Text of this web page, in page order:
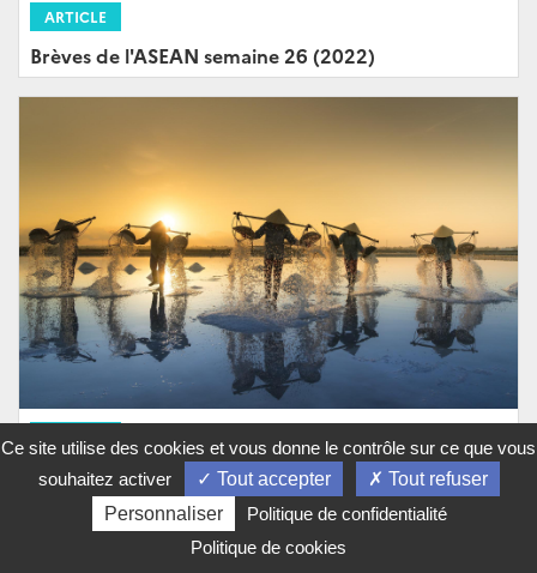
ARTICLE
Brèves de l'ASEAN semaine 26 (2022)
ARTICLE
Brèves de l'ASEAN semaine 16 (2022)
Ce site utilise des cookies et vous donne le contrôle sur ce que vous
souhaitez activer
Tout accepter
Tout refuser
Personnaliser
Politique de confidentialité
Politique de cookies